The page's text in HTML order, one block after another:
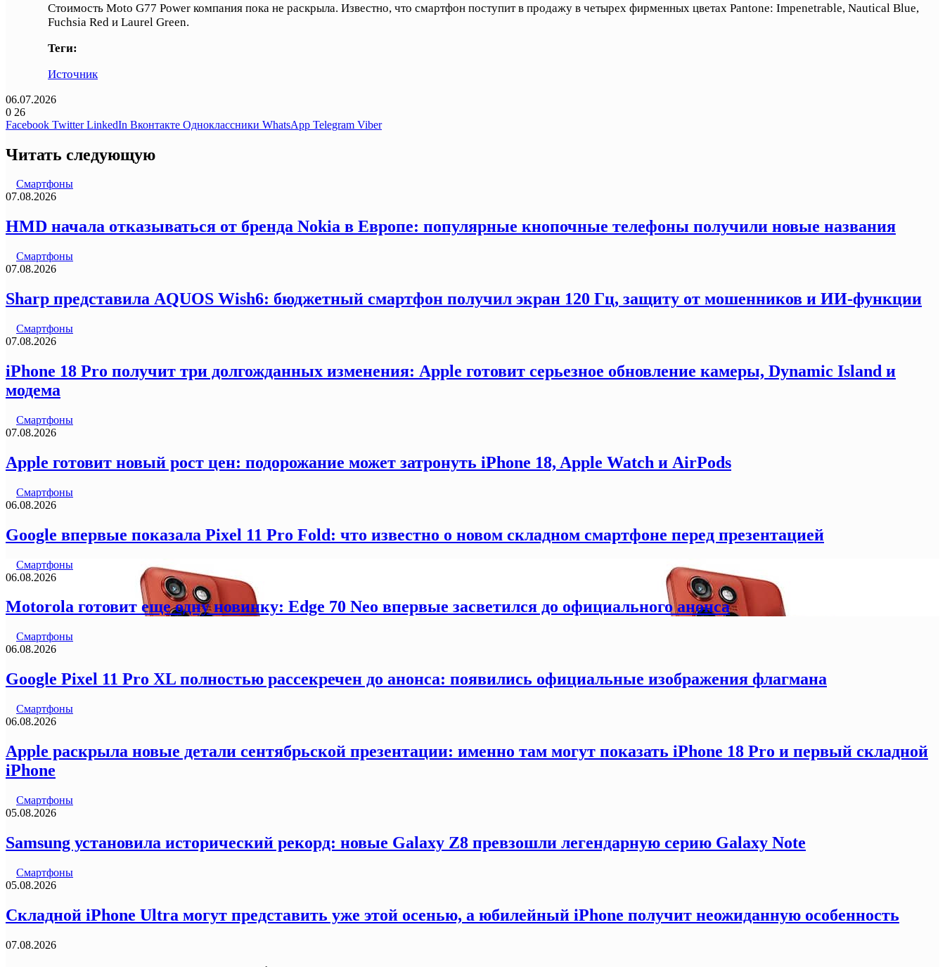
Стоимость Moto G77 Power компания пока не раскрыла. Известно, что смартфон поступит в продажу в четырех фирменных цветах Pantone: Impenetrable, Nautical Blue,
Fuchsia Red и Laurel Green.
Теги:
Источник
06.07.2026
0 26
Facebook Twitter LinkedIn Вконтакте Одноклассники WhatsApp Telegram Viber
Читать следующую
Смартфоны
07.08.2026
HMD начала отказываться от бренда Nokia в Европе: популярные кнопочные телефоны получили новые названия
Смартфоны
07.08.2026
Sharp представила AQUOS Wish6: бюджетный смартфон получил экран 120 Гц, защиту от мошенников и ИИ-функции
Смартфоны
07.08.2026
iPhone 18 Pro получит три долгожданных изменения: Apple готовит серьезное обновление камеры, Dynamic Island и
модема
Смартфоны
07.08.2026
Apple готовит новый рост цен: подорожание может затронуть iPhone 18, Apple Watch и AirPods
Смартфоны
06.08.2026
Google впервые показала Pixel 11 Pro Fold: что известно о новом складном смартфоне перед презентацией
Смартфоны
06.08.2026
Motorola готовит еще одну новинку: Edge 70 Neo впервые засветился до официального анонса
Смартфоны
06.08.2026
Google Pixel 11 Pro XL полностью рассекречен до анонса: появились официальные изображения флагмана
Смартфоны
06.08.2026
Apple раскрыла новые детали сентябрьской презентации: именно там могут показать iPhone 18 Pro и первый складной
iPhone
Смартфоны
05.08.2026
Samsung установила исторический рекорд: новые Galaxy Z8 превзошли легендарную серию Galaxy Note
Смартфоны
05.08.2026
Складной iPhone Ultra могут представить уже этой осенью, а юбилейный iPhone получит неожиданную особенность
07.08.2026